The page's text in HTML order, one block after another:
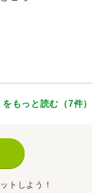
をもっと読む（7件）
トしよう！